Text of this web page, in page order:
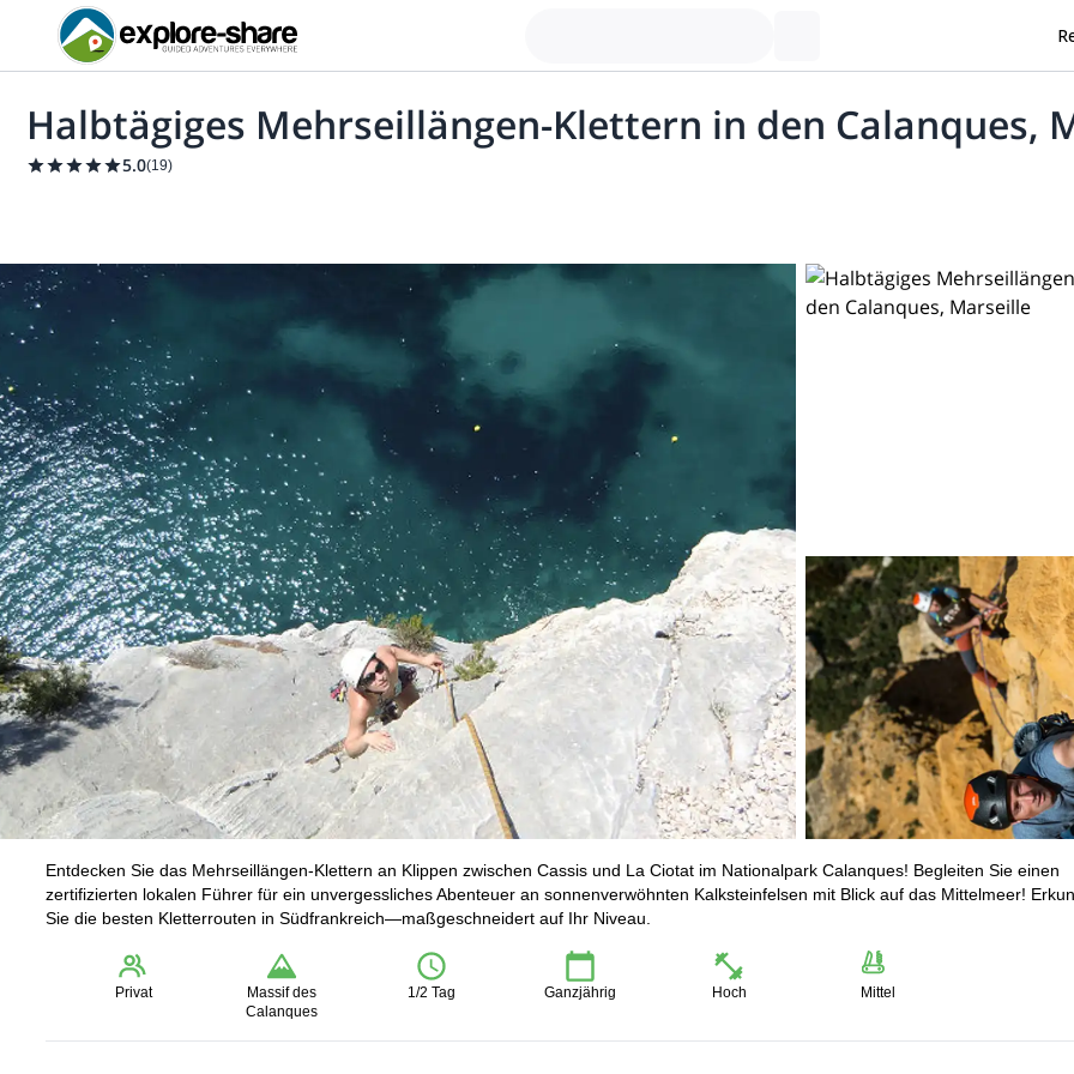
Halbtägiges Mehrseillängen-Klettern in den Calanques,
5.0(19)
Entdecken Sie das Mehrseillängen-Klettern an Klippen zwischen Cassis und La Ciotat im Nationalpark Calanques! Begleiten Sie einen
zertifizierten lokalen Führer für ein unvergessliches Abenteuer an sonnenverwöhnten Kalksteinfelsen mit Blick auf das Mittelmeer!
Sie die besten Kletterrouten in Südfrankreich—maßgeschneidert auf Ihr Niveau.
Privat
Massif des
Calanques
1/2 Tag Ganzjährig Hoch Mittel